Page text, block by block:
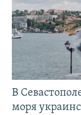
В
моря